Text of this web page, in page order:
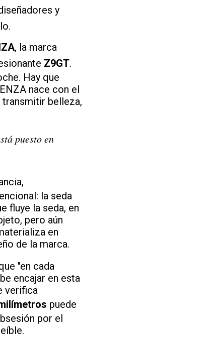
y
, la marca
Z9GT.
Hay que
nace con el
belleza,
puesto en
la seda
fluye la seda, en
pero aún
en
de la marca.
"en cada
encajar en esta
verifica
puede
por el